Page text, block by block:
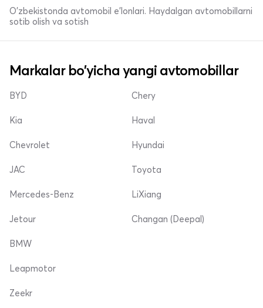
O'zbekistonda avtomobil e’lonlari. Haydalgan avtomobillarni
sotib olish va sotish
Markalar bo'yicha yangi avtomobillar
BYD
Kia
Chevrolet
Chery
Haval
Hyundai
JAC
Mercedes-Benz
Jetour
Toyota
LiXiang
Changan (Deepal)
BMW
Leapmotor
Zeekr